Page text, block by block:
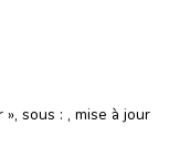
», sous : , mise à jour